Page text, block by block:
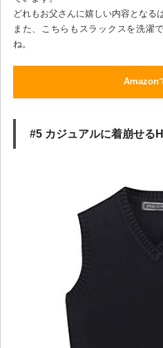
どれもお父さんに嬉しい内容となるは
また、こちらもスラックスを洗濯
ね。
Amazon
#5 カジュアルに着崩せる